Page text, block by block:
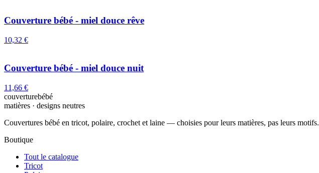
Couverture bébé - miel douce rêve
10,32 €
Couverture bébé - miel douce nuit
11,66 €
couverturebébé
matières · designs neutres
Couvertures bébé en tricot, polaire, crochet et laine — choisies pour leurs matières, pas leurs motifs.
Boutique
Tout le catalogue
Tricot